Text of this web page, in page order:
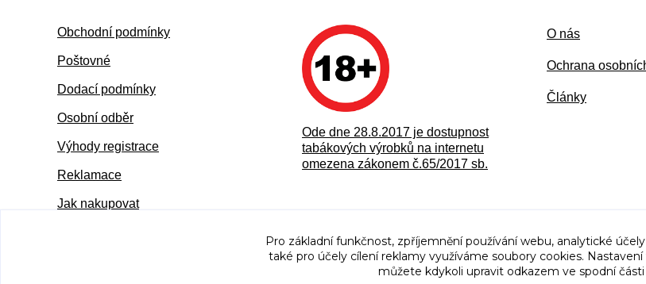
Obchodní podmínky
Poštovné
Dodací podmínky
Osobní odběr
Výhody registrace
Reklamace
Jak nakupovat
Ode dne 28.8.2017 je dostupnost
tabákových výrobků na internetu
omezena zákonem č.65/2017 sb.
O nás
Ochrana
Články
Pro základní funkčnost, zpříjemnění používání webu, analytické
také pro účely cílení reklamy využíváme soubory cookies.
můžete kdykoli upravit odkazem ve spodní části